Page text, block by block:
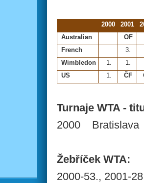
2000 2001
Australian
OF
French
3.
Wimbledon
1.
1.
US
1. ČF
Turnaje WTA -
2000 Bratislava
Žebříček WTA:
2000-53., 2001-